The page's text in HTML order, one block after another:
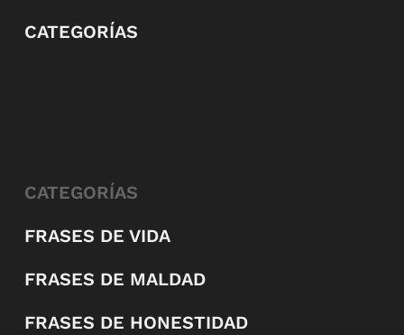
CATEGORÍAS
CATEGORÍAS
FRASES DE VIDA
FRASES DE MALDAD
FRASES DE HONESTIDAD